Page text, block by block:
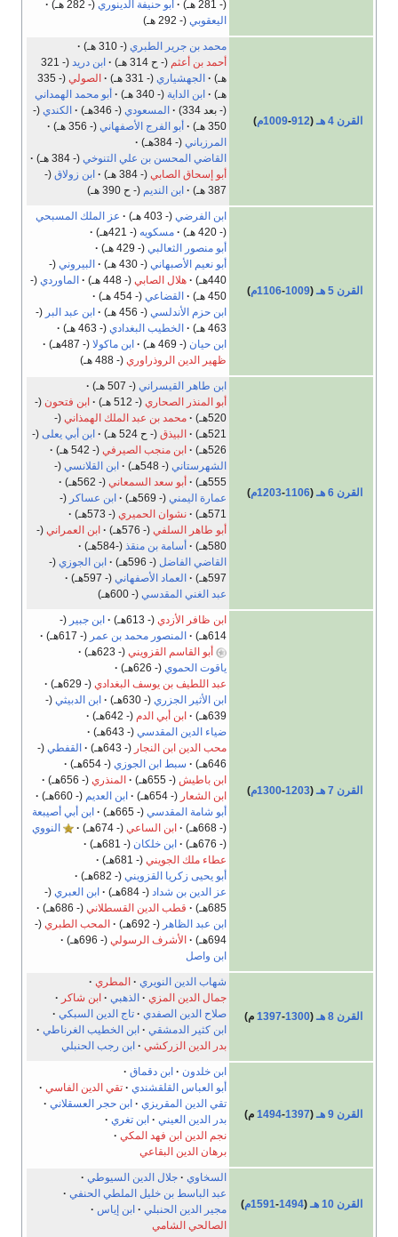
(- 281 هـ)
أبو حنيفة الدينوري (- 282 هـ)
اليعقوبي (- 292 هـ)
القرن 4 هـ (
912
-1009م )
محمد بن جرير الطبري (- 310 هـ)
أحمد بن أعثم (- ح 314 هـ) ابن دريد
(- 321
هـ)
الجهشياري (- 331 هـ) الصولي
(- 335
هـ)
ابن الداية (- 340 هـ)
أبو محمد الهمداني
(- بعد 334)
المسعودي (- 346هـ) الكندي (-
350 هـ)
أبو الفرج الأصفهاني (- 356 هـ)
المرزباني (- 384هـ)
القاضي المحسن بن علي التنوخي (- 384 هـ)
أبو إسحاق الصابي (- 384 هـ) ابن زولاق (-
387 هـ)
ابن النديم (- ح 390 هـ)
القرن 5 هـ (
1009
-1106م )
ابن الفرضي (- 403 هـ)
عز الملك المسبحي
(- 420 هـ)
مسكويه (- 421هـ)
أبو منصور الثعالبي (- 429 هـ)
أبو نعيم الأصبهاني (- 430 هـ) البيروني (-
440هـ)
هلال الصابي (- 448 هـ) الماوردي (-
450 هـ)
القضاعي (- 454 هـ)
ابن حزم الأندلسي (- 456 هـ) ابن عبد البر (-
463 هـ)
الخطيب البغدادي (- 463 هـ)
ابن حيان (- 469 هـ) ابن ماكولا (- 487هـ)
ظهير الدين الروذراوري (- 488 هـ)
القرن 6 هـ (
1106
-1203م )
ابن طاهر القيسراني (- 507 هـ)
أبو المنذر الصحاري (- 512 هـ) ابن فتحون (-
520هـ)
محمد بن عبد الملك الهمذاني (-
521هـ)
البيذق (- ح 524 هـ) ابن أبي يعلى (-
526هـ)
ابن منجب الصيرفي (- 542 هـ)
الشهرستاني (- 548هـ) ابن القلانسي (-
555هـ)
أبو سعد السمعاني (- 562هـ)
عمارة اليمني (- 569هـ) ابن عساكر (-
571هـ)
نشوان الحميري (- 573هـ)
أبو طاهر السلفي (- 576هـ) ابن العمراني (-
580هـ)
أسامة بن منقذ (-584هـ)
القاضي الفاضل (- 596هـ) ابن الجوزي (-
597هـ)
العماد الأصفهاني (- 597هـ)
عبد الغني المقدسي (- 600هـ)
القرن 7 هـ (
1203
-1300م )
ابن ظافر الأزدي (- 613هـ) ابن جبير (-
614هـ)
المنصور محمد بن عمر (- 617هـ)
أبو القاسم القزويني (- 623هـ)
ياقوت الحموي (- 626هـ)
عبد اللطيف بن يوسف البغدادي (- 629هـ)
ابن الأثير الجزري (- 630هـ) ابن الدبيثي (-
639هـ)
ابن أبي الدم (- 642هـ)
ضياء الدين المقدسي (- 643هـ)
محب الدين ابن النجار (- 643هـ) القفطي (-
646هـ)
سبط ابن الجوزي (- 654هـ)
ابن باطيش (- 655هـ) المنذري (- 656هـ)
ابن الشعار (- 654هـ) ابن العديم (- 660هـ)
أبو شامة المقدسي (- 665هـ)
ابن أبي أصيبعة
(- 668هـ)
ابن الساعي (- 674هـ)
النووي
(- 676هـ)
ابن خلكان (- 681هـ)
عطاء ملك الجويني (- 681هـ)
أبو يحيى زكريا القزويني (- 682هـ)
عز الدين بن شداد (- 684هـ) ابن العبري (-
685هـ)
قطب الدين القسطلاني (- 686هـ)
ابن عبد الظاهر (- 692هـ) المحب الطبري (-
694هـ)
الأشرف الرسولي (- 696هـ)
ابن واصل
القرن 8 هـ (
1300
-
1397 م)
شهاب الدين النويري
المطري
جمال الدين المزي
الذهبي
ابن شاكر
صلاح الدين الصفدي
تاج الدين السبكي
ابن كثير الدمشقي
ابن الخطيب الغرناطي
بدر الدين الزركشي
ابن رجب الحنبلي
القرن 9 هـ (
1397
-
1494 م)
ابن خلدون
ابن دقماق
أبو العباس القلقشندي
تقي الدين الفاسي
تقي الدين المقريزي
ابن حجر العسقلاني
بدر الدين العيني
ابن تغري
نجم الدين ابن فهد المكي
برهان الدين البقاعي
القرن 10 هـ (
1494
-1591م )
السخاوي
جلال الدين السيوطي
عبد الباسط بن خليل الملطي الحنفي
مجير الدين الحنبلي
ابن إياس
الصالحي الشامي